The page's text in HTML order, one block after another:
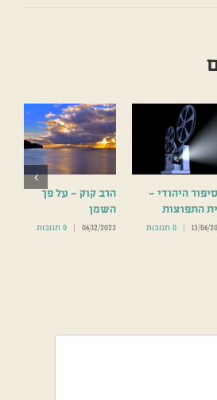
הרב קוק – על פך
השמן
06/12/2023
| 0 תגובות
היהודי –
התפוצות
13/06/
| 0 תגובות